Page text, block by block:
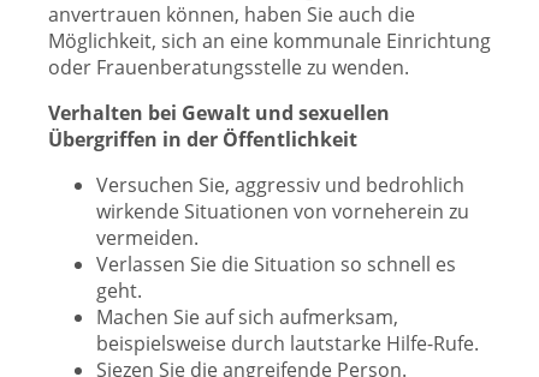
anvertrauen können, haben Sie auch die
Möglichkeit, sich an eine kommunale Einrichtung
oder Frauenberatungsstelle zu wenden.
Verhalten bei Gewalt und sexuellen
Übergriffen in der Öffentlichkeit
Versuchen Sie, aggressiv und bedrohlich
wirkende Situationen von vorneherein zu
vermeiden.
Verlassen Sie die Situation so schnell es
geht.
Machen Sie auf sich aufmerksam,
beispielsweise durch lautstarke Hilfe-Rufe.
Siezen Sie die angreifende Person.